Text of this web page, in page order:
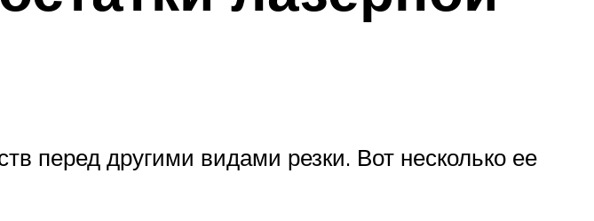
перед другими видами резки. Вот несколько ее